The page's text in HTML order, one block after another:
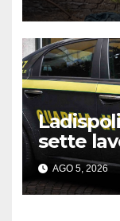
sette
AGO 5, 2026